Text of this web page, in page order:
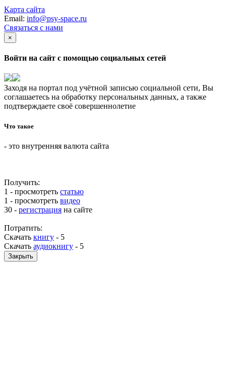
Карта сайта
Email: info@psy-space.ru
Связаться с нами
×
Войти на сайт с помощью социальных сетей
Заходя на портал под учётной записью социальной сети, Вы
соглашаетесь на обработку персональных данных, а также
подтверждаете своё совершеннолетие
Что такое
- это внутренняя валюта сайта
Получить:
1 - просмотреть статью
1 - просмотреть видео
30 - регистрация на сайте
Потратить:
Скачать книгу - 5
Скачать аудиокнигу - 5
Закрыть